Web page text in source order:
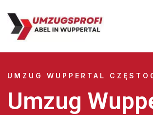
UMZUG WUPPERTAL
Umzug